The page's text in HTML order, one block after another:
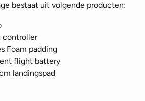
bestaat uit volgende producten:
controller
Foam padding
flight battery
landingspad